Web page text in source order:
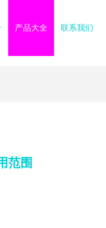
产品大全 联系我们
范围